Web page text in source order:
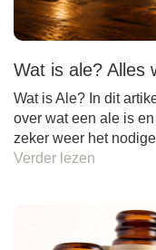
Wat is ale? Alles
Wat is Ale? In dit
over wat een ale is
zeker weer het
Verder lezen